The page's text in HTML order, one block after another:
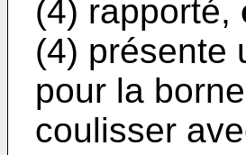
(4) rapporté,
(4) présente
pour la
coulisser